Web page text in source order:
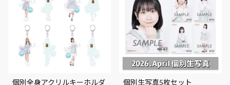
個別全身アクリルキーホルダ 個別生写真5枚セット